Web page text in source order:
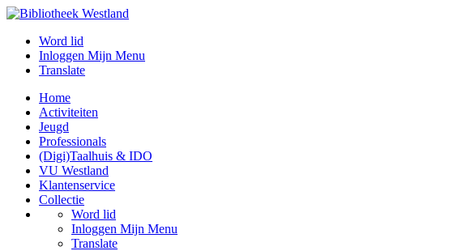
Word lid
Inloggen Mijn Menu
Translate
Home
Activiteiten
Jeugd
Professionals
(Digi)Taalhuis & IDO
VU Westland
Klantenservice
Collectie
Word lid
Inloggen Mijn Menu
Translate